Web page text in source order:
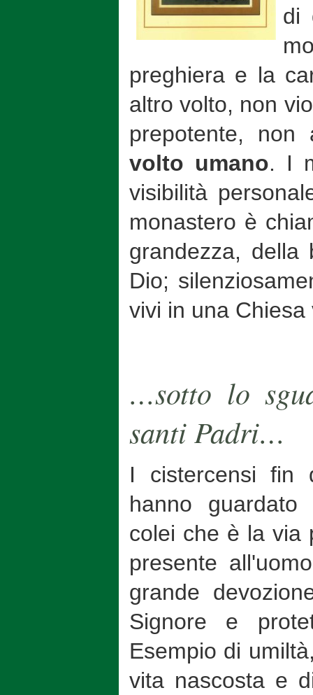
di
preghiera e la
altro volto, non
prepotente, non
volto umano. I
visibilità
monastero è
grandezza,
Dio;
vivi in una Chiesa
…sotto lo
santi Padri…
I cistercensi fin
hanno
colei che è la via
presente
grande
Signore e
Esempio di
vita nascosta e